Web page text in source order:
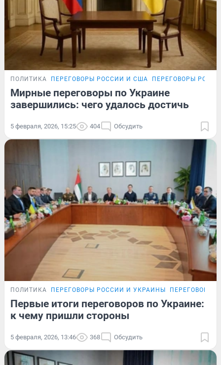
ПОЛИТИКА ПЕРЕГОВОРЫ РОССИИ И США ПЕРЕГОВОРЫ
Мирные переговоры по Украине
завершились: чего удалось достичь
5 февраля, 2026, 15:25 404 Обсудить
ПОЛИТИКА ПЕРЕГОВОРЫ РОССИИ И УКРАИНЫ ПЕРЕГОВОРЫ
Первые итоги переговоров по Украине:
к чему пришли стороны
5 февраля, 2026, 13:46 368 Обсудить